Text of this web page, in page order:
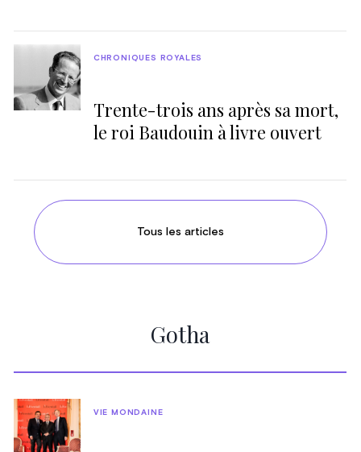
Trente-trois ans après sa mort,
le roi Baudouin à livre ouvert
CHRONIQUES ROYALES
Tous les articles
Gotha
VIE MONDAINE